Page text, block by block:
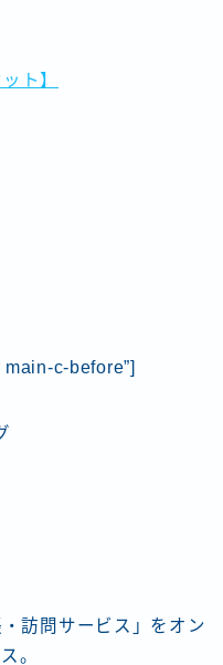
ト】
c-before”]
訪問サービス」をオン
。